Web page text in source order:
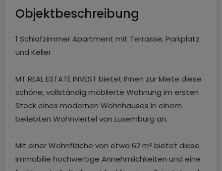
Objektbeschreibung
1 Schlafzimmer Apartment mit Terrasse, Parkplatz
und Keller
MT REAL ESTATE INVEST bietet Ihnen zur Miete diese
schöne, vollständig möblierte Wohnung im ersten
Stock eines modernen Wohnhauses in einem
beliebten Wohnviertel von Luxemburg an.
Mit einer Wohnfläche von etwa 62 m² bietet diese
Immobilie hochwertige Annehmlichkeiten und eine